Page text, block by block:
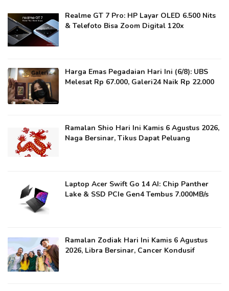
Realme GT 7 Pro: HP Layar OLED 6.500 Nits
& Telefoto Bisa Zoom Digital 120x
Harga Emas Pegadaian Hari Ini (6/8): UBS
Melesat Rp 67.000, Galeri24 Naik Rp 22.000
Ramalan Shio Hari Ini Kamis 6 Agustus 2026,
Naga Bersinar, Tikus Dapat Peluang
Laptop Acer Swift Go 14 AI: Chip Panther
Lake & SSD PCIe Gen4 Tembus 7.000MB/s
Ramalan Zodiak Hari Ini Kamis 6 Agustus
2026, Libra Bersinar, Cancer Kondusif